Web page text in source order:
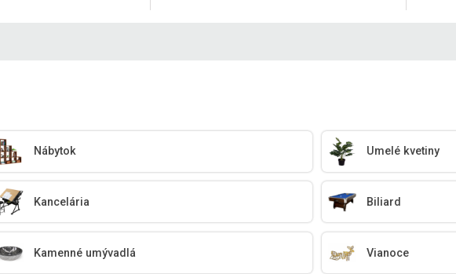
Nábytok Umelé kvetiny
Kancelária Biliard
Kamenné umývadlá Vianoce